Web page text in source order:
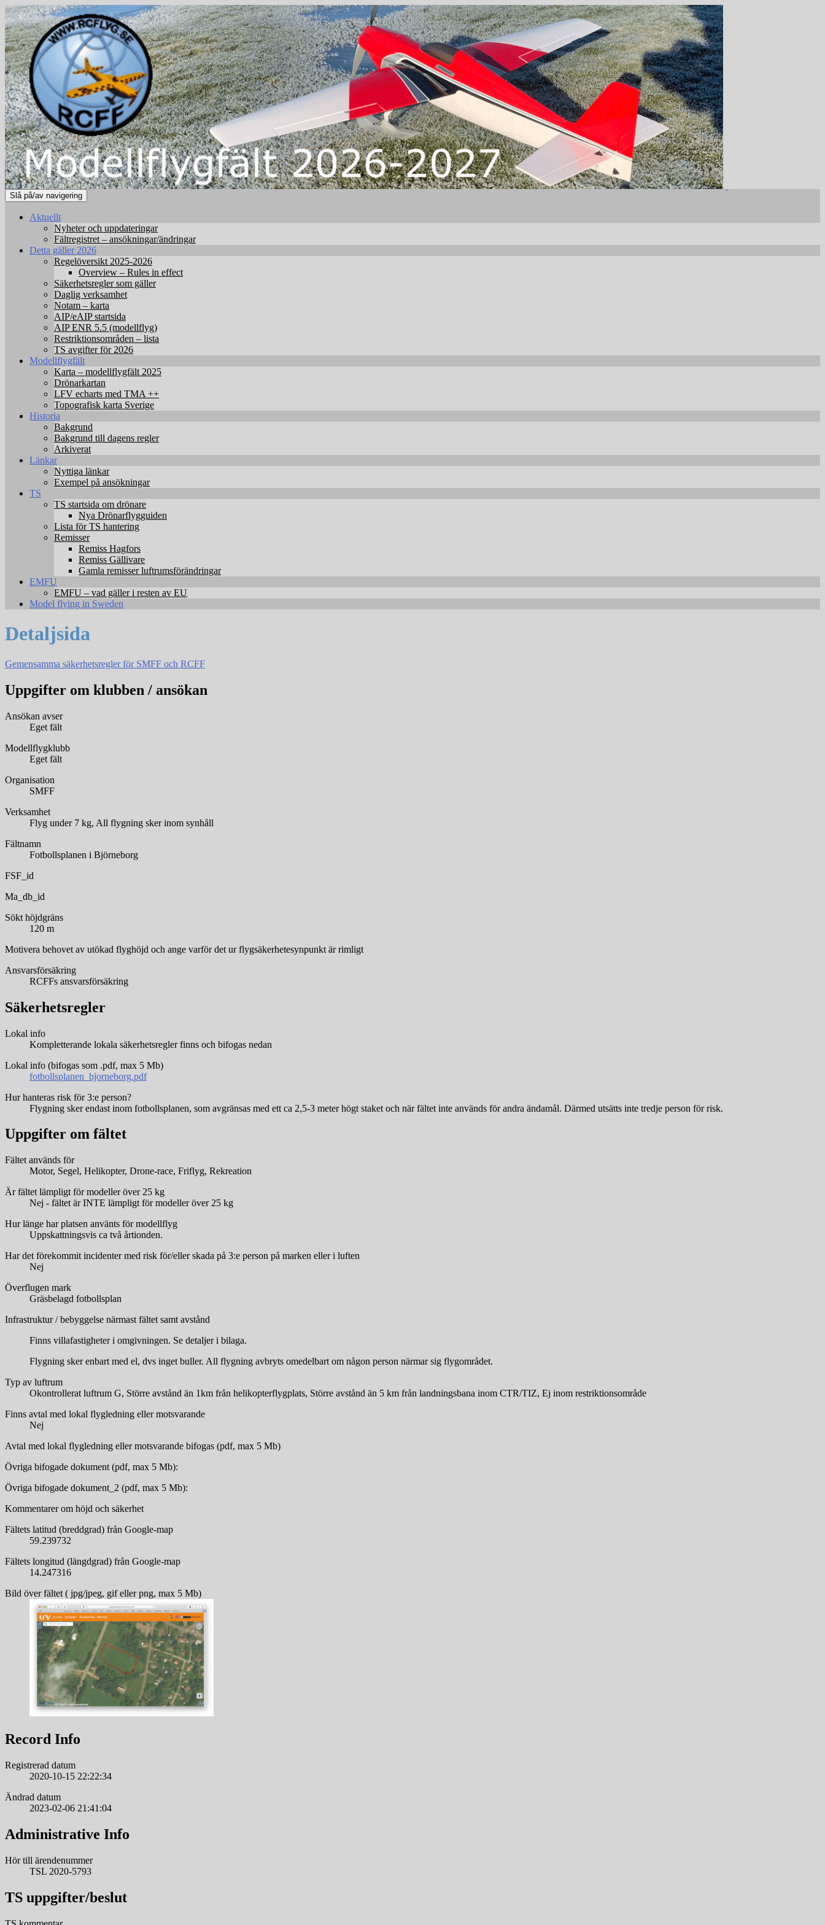
Slå på/av navigering
Aktuellt
Nyheter och uppdateringar
Fältregistret – ansökningar/ändringar
Detta gäller 2026
Regelöversikt 2025-2026
Overview – Rules in effect
Säkerhetsregler som gäller
Daglig verksamhet
Notam – karta
AIP/eAIP startsida
AIP ENR 5.5 (modellflyg)
Restriktionsområden – lista
TS avgifter för 2026
Modellflygfält
Karta – modellflygfält 2025
Drönarkartan
LFV echarts med TMA ++
Topografisk karta Sverige
Historia
Bakgrund
Bakgrund till dagens regler
Arkiverat
Länkar
Nyttiga länkar
Exempel på ansökningar
TS
TS startsida om drönare
Nya Drönarflygguiden
Lista för TS hantering
Remisser
Remiss Hagfors
Remiss Gällivare
Gamla remisser luftrumsförändringar
EMFU
EMFU – vad gäller i resten av EU
Model flying in Sweden
Detaljsida
Gemensamma säkerhetsregler för SMFF och RCFF
Uppgifter om klubben / ansökan
Ansökan avser
Eget fält
Modellflygklubb
Eget fält
Organisation
SMFF
Verksamhet
Flyg under 7 kg, All flygning sker inom synhåll
Fältnamn
Fotbollsplanen i Björneborg
FSF_id
Ma_db_id
Sökt höjdgräns
120 m
Motivera behovet av utökad flyghöjd och ange varför det ur flygsäkerhetesynpunkt är rimligt
Ansvarsförsäkring
RCFFs ansvarsförsäkring
Säkerhetsregler
Lokal info
Kompletterande lokala säkerhetsregler finns och bifogas nedan
Lokal info (bifogas som .pdf, max 5 Mb)
fotbollsplanen_bjorneborg.pdf
Hur hanteras risk för 3:e person?
Flygning sker endast inom fotbollsplanen, som avgränsas med ett ca 2,5-3 meter högt staket och när fältet inte används för andra ändamål. Därmed utsätts inte tredje person för risk.
Uppgifter om fältet
Fältet används för
Motor, Segel, Helikopter, Drone-race, Friflyg, Rekreation
Är fältet lämpligt för modeller över 25 kg
Nej - fältet är INTE lämpligt för modeller över 25 kg
Hur länge har platsen använts för modellflyg
Uppskattningsvis ca två årtionden.
Har det förekommit incidenter med risk för/eller skada på 3:e person på marken eller i luften
Nej
Överflugen mark
Gräsbelagd fotbollsplan
Infrastruktur / bebyggelse närmast fältet samt avstånd
Finns villafastigheter i omgivningen. Se detaljer i bilaga.
Flygning sker enbart med el, dvs inget buller. All flygning avbryts omedelbart om någon person närmar sig flygområdet.
Typ av luftrum
Okontrollerat luftrum G, Större avstånd än 1km från helikopterflygplats, Större avstånd än 5 km från landningsbana inom CTR/TIZ, Ej inom restriktionsområde
Finns avtal med lokal flygledning eller motsvarande
Nej
Avtal med lokal flygledning eller motsvarande bifogas (pdf, max 5 Mb)
Övriga bifogade dokument (pdf, max 5 Mb):
Övriga bifogade dokument_2 (pdf, max 5 Mb):
Kommentarer om höjd och säkerhet
Fältets latitud (breddgrad) från Google-map
59.239732
Fältets longitud (längdgrad) från Google-map
14.247316
Bild över fältet ( jpg/jpeg, gif eller png, max 5 Mb)
Record Info
Registrerad datum
2020-10-15 22:22:34
Ändrad datum
2023-02-06 21:41:04
Administrative Info
Hör till ärendenummer
TSL 2020-5793
TS uppgifter/beslut